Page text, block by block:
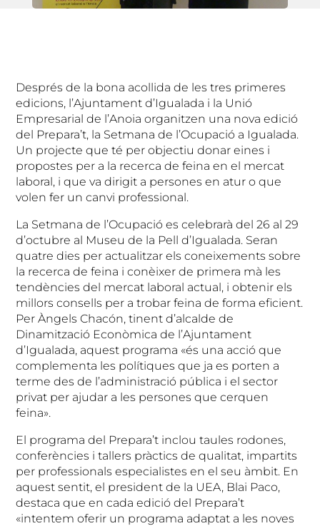
Després de la bona acollida de les tres primeres
edicions, l’Ajuntament d’Igualada i la Unió
Empresarial de l’Anoia organitzen una nova edició
del Prepara’t, la Setmana de l’Ocupació a Igualada.
Un projecte que té per objectiu donar eines i
propostes per a la recerca de feina en el mercat
laboral, i que va dirigit a persones en atur o que
volen fer un canvi professional.
La Setmana de l’Ocupació es celebrarà del 26 al 29
d’octubre al Museu de la Pell d’Igualada. Seran
quatre dies per actualitzar els coneixements sobre
la recerca de feina i conèixer de primera mà les
tendències del mercat laboral actual, i obtenir els
millors consells per a trobar feina de forma eficient.
Per Àngels Chacón, tinent d’alcalde de
Dinamització Econòmica de l’Ajuntament
d’Igualada, aquest programa «és una acció que
complementa les polítiques que ja es porten a
terme des de l’administració pública i el sector
privat per ajudar a les persones que cerquen
feina».
El programa del Prepara’t inclou taules rodones,
conferències i tallers pràctics de qualitat, impartits
per professionals especialistes en el seu àmbit. En
aquest sentit, el president de la UEA, Blai Paco,
destaca que en cada edició del Prepara’t
«intentem oferir un programa adaptat a les noves